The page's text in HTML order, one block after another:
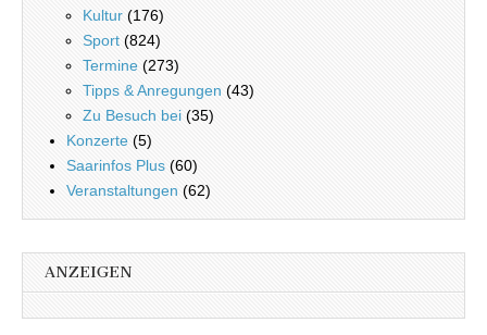
Kultur (176)
Sport (824)
Termine (273)
Tipps & Anregungen (43)
Zu Besuch bei (35)
Konzerte (5)
Saarinfos Plus (60)
Veranstaltungen (62)
ANZEIGEN